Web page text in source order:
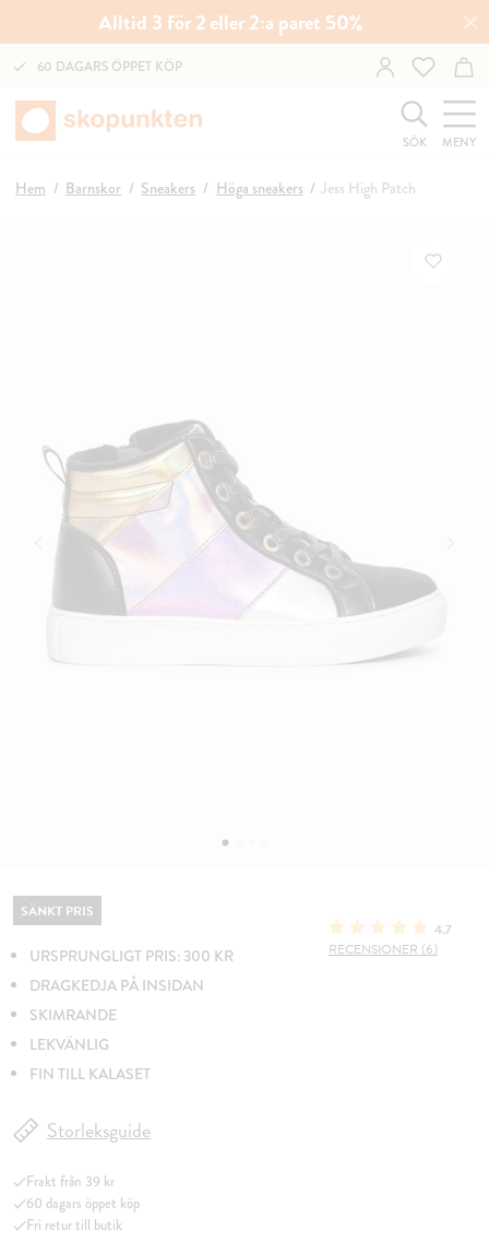
Alltid 3 för 2 eller 2:a paret 50%
60 DAGARS ÖPPET KÖP
SÖK MENY
Hem Barnskor Sneakers Höga sneakers Jess High Patch
SÄNKT PRIS
URSPRUNGLIGT PRIS: 300 KR
DRAGKEDJA PÅ INSIDAN
SKIMRANDE
LEKVÄNLIG
FIN TILL KALASET
4.7
RECENSIONER (6)
Storleksguide
Frakt från 39 kr
60 dagars öppet köp
Fri retur till butik